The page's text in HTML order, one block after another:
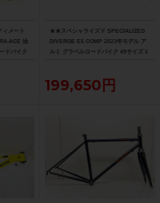
ィメート
ACE 油
ドバイク
★★スペシャライズド SPECIALIZED
DIVERGE E5 COMP 2023年モデル ア
ルミ グラベルロードバイク 49サイズ 1
199,650円